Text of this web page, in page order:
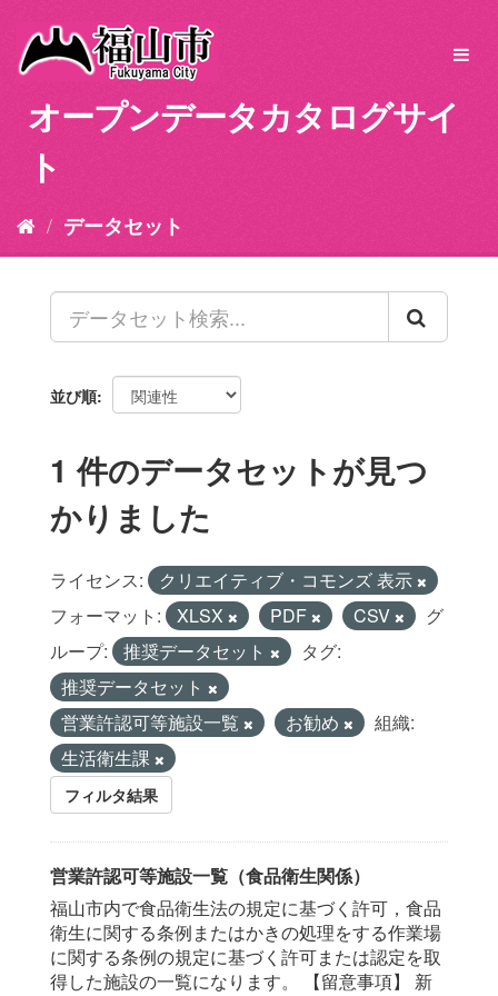
オープンデータカタログサイ
ト
データセット
並び順
1 件のデータセットが見つ
かりました
ライセンス:
クリエイティブ・コモンズ 表示
フォーマット:
XLSX PDF CSV
グ
ループ:
推奨データセット
タグ:
推奨データセット
営業許認可等施設一覧
お勧め
組織:
生活衛生課
フィルタ結果
営業許認可等施設一覧（食品衛生関係）
福山市内で食品衛生法の規定に基づく許可，食品
衛生に関する条例またはかきの処理をする作業場
に関する条例の規定に基づく許可または認定を取
得した施設の一覧になります。 【留意事項】 新